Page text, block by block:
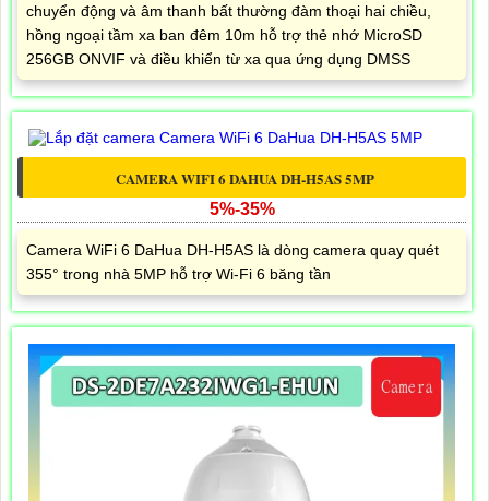
chuyển động và âm thanh bất thường đàm thoại hai chiều,
hồng ngoại tầm xa ban đêm 10m hỗ trợ thẻ nhớ MicroSD
256GB ONVIF và điều khiển từ xa qua ứng dụng DMSS
CAMERA WIFI 6 DAHUA DH-H5AS 5MP
5%-35%
Camera WiFi 6 DaHua DH-H5AS là dòng camera quay quét
355° trong nhà 5MP hỗ trợ Wi-Fi 6 băng tần